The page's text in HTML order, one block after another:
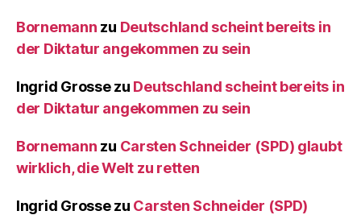
Bornemann zu Deutschland scheint bereits in
der Diktatur angekommen zu sein
Ingrid Grossezu Deutschland scheint bereits in
der Diktatur angekommen zu sein
Bornemann zu Carsten Schneider (SPD) glaubt
wirklich, die Welt zu retten
Ingrid Grossezu Carsten Schneider (SPD)